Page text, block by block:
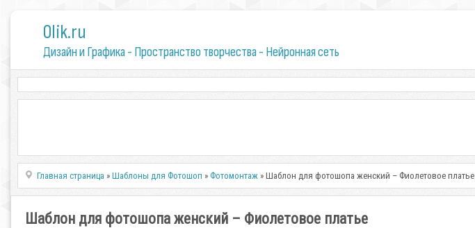
0lik.ru
Дизайн и Графика - Пространство творчества - Нейронная сеть
Главная страница »Шаблоны для Фотошоп » Фотомонтаж » Шаблон для фотошопа женский – Фиолетовое платье
Шаблон для фотошопа женский – Фиолетовое платье